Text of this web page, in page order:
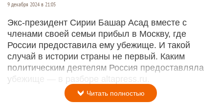
9 декабря 2024 в 21:05
Экс-президент Сирии Башар Асад вместе с
членами своей семьи прибыл в Москву, где
России предоставила ему убежище. И такой
случай в истории страны не первый. Каким
политическим деятелям Россия предоставляла
убежище — в разборе altapress.ru.
Читать полностью